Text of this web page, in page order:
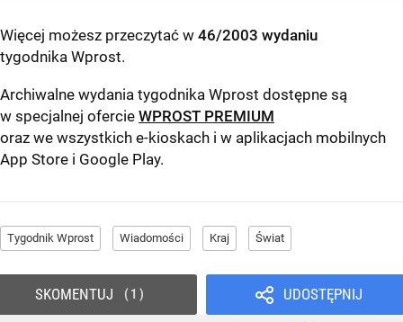
Więcej możesz przeczytać w 46/2003 wydaniu
tygodnika Wprost.
Archiwalne wydania tygodnika Wprost dostępne są
w specjalnej ofercie WPROST PREMIUM
oraz we wszystkich e-kioskach i w aplikacjach mobilnych
App Store i Google Play.
Tygodnik Wprost Wiadomości Kraj Świat
UDOSTĘPNIJ
SKOMENTUJ 1